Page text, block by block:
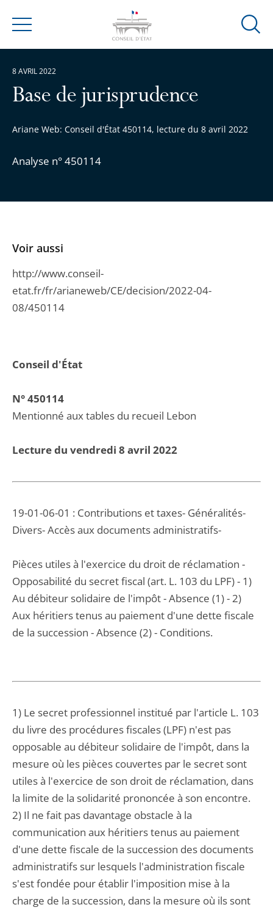
Menu
Ouvrir
Base de jurisprudence
Ariane Web: Conseil d'État 450114, lecture du 8 avril 2022
Analyse n° 450114
8 AVRIL 2022
Conseil d'État
N° 450114
Mentionné aux tables du recueil Lebon
Lecture du vendredi 8 avril 2022
19-01-06-01 : Contributions et taxes- Généralités-
Divers- Accès aux documents administratifs-
Pièces utiles à l'exercice du droit de réclamation -
Opposabilité du secret fiscal (art. L. 103 du LPF) - 1)
Au débiteur solidaire de l'impôt - Absence (1) - 2)
Aux héritiers tenus au paiement d'une dette fiscale
de la succession - Absence (2) - Conditions.
1) Le secret professionnel institué par l'article L. 103
du livre des procédures fiscales (LPF) n'est pas
opposable au débiteur solidaire de l'impôt, dans la
mesure où les pièces couvertes par le secret sont
utiles à l'exercice de son droit de réclamation, dans
la limite de la solidarité prononcée à son encontre.
2) Il ne fait pas davantage obstacle à la
communication aux héritiers tenus au paiement
d'une dette fiscale de la succession des documents
administratifs sur lesquels l'administration fiscale
s'est fondée pour établir l'imposition mise à la
charge de la succession, dans la mesure où ils sont
Voir aussi
http://www.conseil-
etat.fr/fr/arianeweb/CE/decision/2022-04-
08/450114